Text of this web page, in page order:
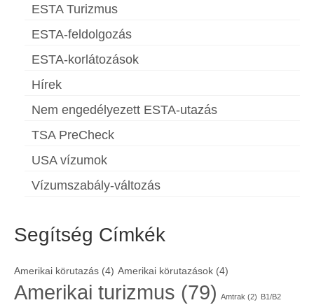
ESTA Turizmus
ESTA-feldolgozás
ESTA-korlátozások
Hírek
Nem engedélyezett ESTA-utazás
TSA PreCheck
USA vízumok
Vízumszabály-változás
Segítség Címkék
Amerikai körutazás (4) Amerikai körutazások (4)
Amerikai turizmus (79) Amtrak (2) B1/B2